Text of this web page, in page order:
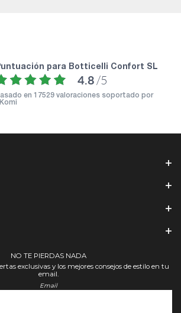
puntuación para Botticelli Confort SL
4.8 /5
en 17529 valoraciones soportado por
NO TE PIERDAS NADA
exclusivas y los mejores consejos de estilo en tu
email.
Email